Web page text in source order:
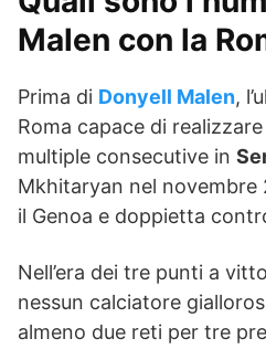
Malen con la
Prima di Donyell Malen,
Roma capace di
multiple consecutive in
Mkhitaryan nel
il Genoa e doppietta
Nell’era dei tre punti a
nessun calciatore
almeno due reti per tre